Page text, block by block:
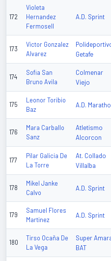
172
Violeta
Hernandez
Fermosell
A.D. Sprint
173
Victor Gonzalez
Alvarez
Getafe
174
Sofia San
Bruno Avila
Colmenar
Viejo
175
Leonor Toribio
Baz
A.D.
176
Mara Carballo
Sanz
Atletismo
Alcorcon
177
Pilar Galicia De
La Torre
At. Collado
Villalba
178
Mikel Janke
Calvo
A.D. Sprint
179
Samuel Flores
Martinez
A.D. Sprint
180
Tirso Ocaña De
La Vega
Super
BAT